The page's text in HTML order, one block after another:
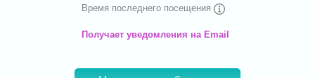
Время последнего посещения
Получает уведомления на Email